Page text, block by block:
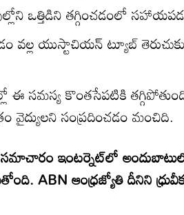
ఒత్తిడిని తగ్గించడంలో
వల్ల యుస్టాచియన్ ట్యూబ్
సమస్య కొంతసేపటికి
సంప్రదించడం మంచిది.
ఇంటర్నెట్‌లో
ABN ఆంధ్రజ్యోతి దీనిని